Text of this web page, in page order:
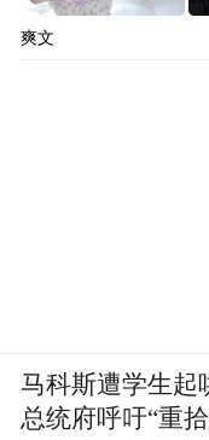
爽文
马科斯遭学生起
总统府呼吁“重